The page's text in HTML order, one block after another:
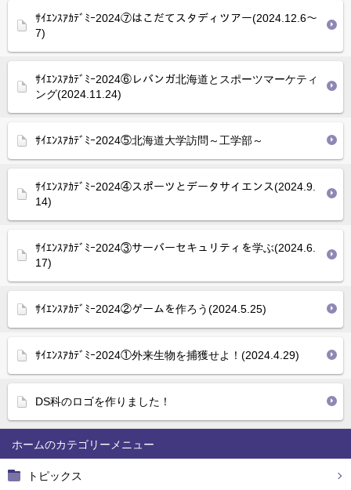
ホーム
トピックス
ｻｲｴﾝｽｱｶﾃﾞﾐｰ2024⑦はこだてスタディツアー(2024.12.6～
7)
ｻｲｴﾝｽｱｶﾃﾞﾐｰ2024⑥レバンガ北海道とスポーツマーケティ
ング(2024.11.24)
ｻｲｴﾝｽｱｶﾃﾞﾐｰ2024⑤北海道大学訪問～工学部～
ｻｲｴﾝｽｱｶﾃﾞﾐｰ2024④スポーツとデータサイエンス(2024.9.
14)
ｻｲｴﾝｽｱｶﾃﾞﾐｰ2024③サーバーセキュリティを学ぶ(2024.6.
17)
ｻｲｴﾝｽｱｶﾃﾞﾐｰ2024②ゲームを作ろう(2024.5.25)
ｻｲｴﾝｽｱｶﾃﾞﾐｰ2024①外来生物を捕獲せよ！(2024.4.29)
DS科のロゴを作りました！